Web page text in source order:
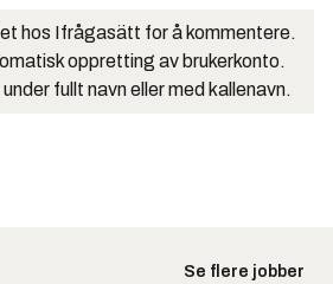
hos Ifrågasätt for å kommentere.
oppretting av brukerkonto.
fullt navn eller med kallenavn.
Se flere jobber